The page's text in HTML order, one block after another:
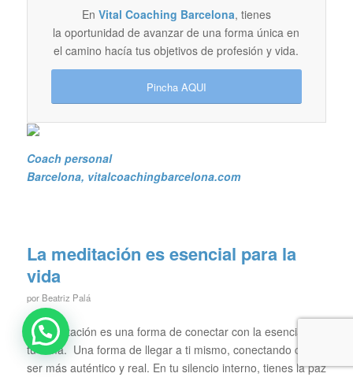
En Vital Coaching Barcelona, tienes
la oportunidad de avanzar de una forma única en
el camino hacía tus objetivos de profesión y vida.
Pincha AQUI
Coach personal
Barcelona, vitalcoachingbarcelona.com
La meditación es esencial para la
vida
por Beatriz Palá
La meditación es una forma de conectar con la esencia de
tu alma. Una forma de llegar a ti mismo, conectando con tu
ser más auténtico y real. En tu silencio interno, tienes la paz